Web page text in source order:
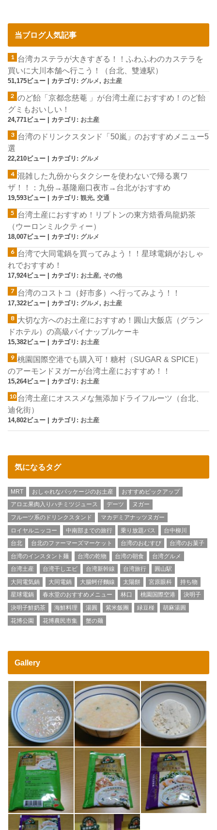
当ブログ人気記事
台湾カステラが大きすぎる！！ふわふわのカステラを
買いに大川本舗へ行こう！（台北、雙連駅）
51,175ビュー | カテゴリ: グルメ , お土産
のど飴「京都念慈菴 」が台湾土産におすすめ！のど飴
グミもおいしい！
24,771ビュー カテゴリ: お土産
台湾のドリンクスタンド「50嵐」のおすすめメニュー5
選
22,210ビュー カテゴリ: グルメ
混雑した九份からタクシーを使わないで帰る裏ワ
ザ！！：九份→基隆廟口夜市→台北がおすすめ
19,593ビュー カテゴリ:観光,交通
台湾土産におすすめ！リプトンの東方焙香烏龍奶茶
（ウーロンミルクティー）
18,007ビュー カテゴリ: グルメ
台湾で大同電鍋を買ってみよう！！星球電鍋がおしゃ
れでおすすめ！
17,924ビュー カテゴリ: お土産, その他
台湾のコストコ（好市多）へ行ってみよう！！
17,322ビュー カテゴリ: グルメ , お土産
大切な方へのお土産におすすめ！圓山大飯店（グラン
ドホテル）の高級パイナップルケーキ
15,382ビュー カテゴリ: お土産
桃園国際空港でも購入可！糖村（SUGAR & SPICE）
のアーモンドヌガーが台湾土産におすすめ！！
15,264ビュー | カテゴリ: お土産
台湾土産にオススメな無添加ドライフルーツ（台北、
迪化街）
14,802ビュー カテゴリ: お土産
気になるタグ
MRT おしゃれなパッケージのお土産
おすすめピックアップ
アロエ果肉入りハチミツジュース
デーツ
ヌガー
フルーツ系のドリンクスタンド
マカデミアナッツヌガー
ロイヤルニッコー
中南部までの旅行 乗り放題パス
台中柳川
台北
台北のファーマーズマーケット 台湾のおむすび
台湾のお菓子
台湾のインスタント麺
台湾の乾物 台湾の朝食
台湾グルメ
台湾土産
台湾干しエビ 台湾新幹線 台湾旅行
圓山駅
大同電気鍋
大同電鍋 大腸蚵仔麵線 太陽餅 宮原眼科
持ち物
星球電鍋
春水堂のおすすめメニュー 林口 桃園国際空港
決明子
決明子鮮奶茶
海鮮料理 湯圓 紫米飯團 緑豆椪
胡麻湯圓
花博公園
花博農民市集 蟹の麺
Gallery